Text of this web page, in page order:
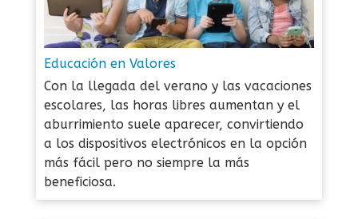
Educación en Valores
Con la llegada del verano y las vacaciones
escolares, las horas libres aumentan y el
aburrimiento suele aparecer, convirtiendo
a los dispositivos electrónicos en la opción
más fácil pero no siempre la más
beneficiosa.